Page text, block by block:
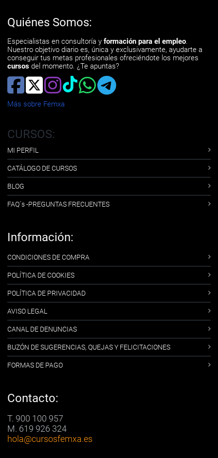
Quiénes Somos:
Especialistas en consultoría y formación para el empleo.
Nuestro objetivo diario es, única y exclusivamente, ayudarte a
conseguir tus metas profesionales ofreciéndote los mejores
cursos del momento. ¿Te apuntas?
Más sobre Femxa
CURSOS:
MI PERFIL
CATÁLOGO DE CURSOS
BLOG
FAQ´s -PREGUNTAS FRECUENTES
Información:
CONDICIONES DE COMPRA
POLÍTICA DE COOKIES
POLÍTICA DE PRIVACIDAD
AVISO LEGAL
CANAL DE DENUNCIAS
BUZÓN DE SUGERENCIAS, QUEJAS Y FELICITACIONES
FORMAS DE PAGO
Contacto:
T. 900 100 957
M. 619 926 324
hola@cursosfemxa.es